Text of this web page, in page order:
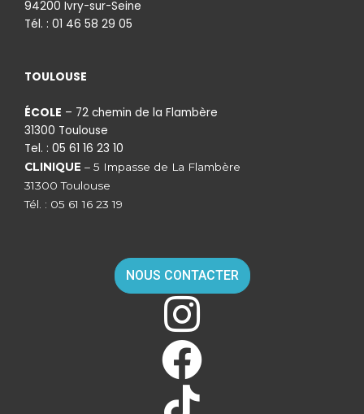
94200 Ivry-sur-Seine
Tél. : 01 46 58 29 05
TOULOUSE
ÉCOLE – 72 chemin de la Flambère
31300 Toulouse
Tel. : 05 61 16 23 10
CLINIQUE – 5 Impasse de La Flambère
31300 Toulouse
Tél. : 05 61 16 23 19
NOUS CONTACTER